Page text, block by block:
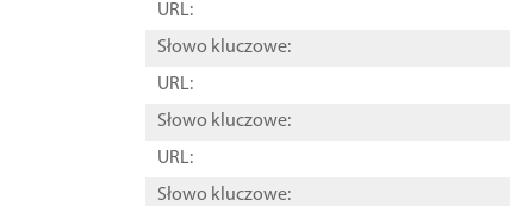
URL:
Słowo kluczowe:
URL:
Słowo kluczowe:
URL:
Słowo kluczowe: